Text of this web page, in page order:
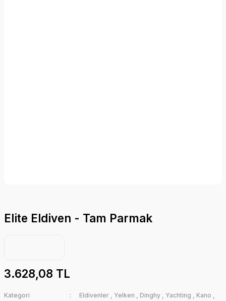
Elite Eldiven - Tam Parmak
3.628,08 TL
Kategori Eldivenler , Yelken , Dinghy , Yachting , Kano ,